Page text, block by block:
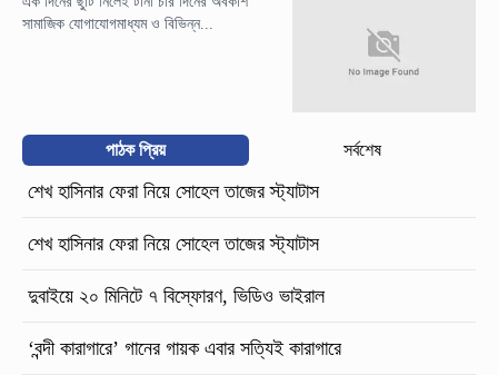
সামাজিক যোগাযোগমাধ্যম ও বিভিন্ন...
পাঠক প্রিয় সর্বশেষ
শেখ হাসিনার ফেরা নিয়ে সোহেল তাজের স্ট্যাটাস
শেখ হাসিনার ফেরা নিয়ে সোহেল তাজের স্ট্যাটাস
দুবাইয়ে ২০ মিনিটে ৭ বিস্ফোরণ, ভিডিও ভাইরাল
‘বন্দী কারাগারে’ গানের গায়ক এবার সত্যিই কারাগারে